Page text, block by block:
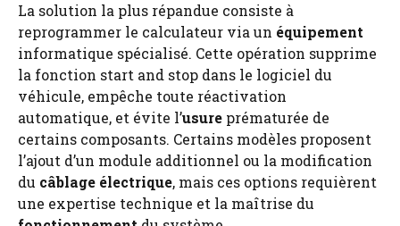
La solution la plus répandue consiste à
reprogrammer le calculateur via un équipement
informatique spécialisé. Cette opération supprime
la fonction start and stop dans le logiciel du
véhicule, empêche toute réactivation
automatique, et évite l’usure prématurée de
certains composants. Certains modèles proposent
l’ajout d’un module additionnel ou la modification
du câblage électrique, mais ces options requièrent
une expertise technique et la maîtrise du